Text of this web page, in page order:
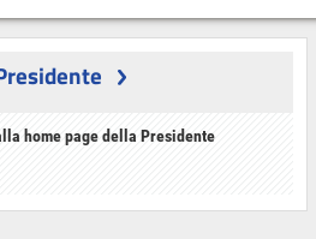
home page della Presidente